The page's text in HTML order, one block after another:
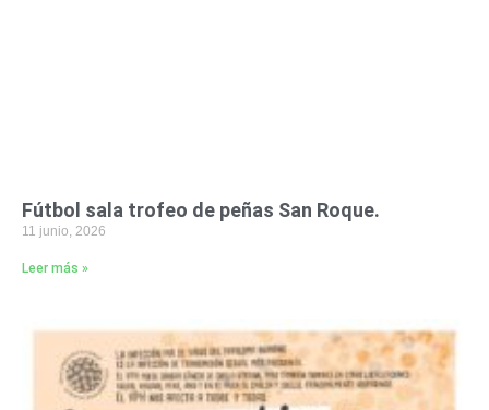
Fútbol sala trofeo de peñas San Roque.
11 junio, 2026
Leer más »